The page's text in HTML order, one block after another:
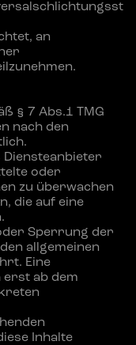
an
§ 7 Abs.1 TMG
nach den
Diensteanbieter
oder
zu überwachen
die auf eine
Sperrung der
allgemeinen
Eine
erst ab dem
Inhalte